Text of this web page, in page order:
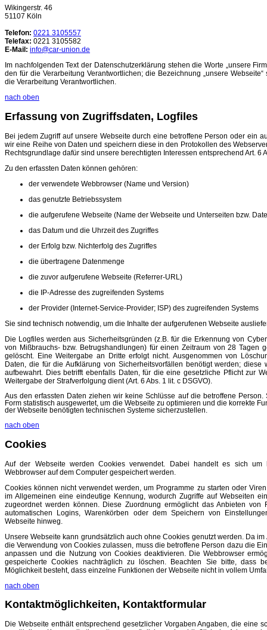
Wikingerstr. 46
51107 Köln
Telefon: 0221 3105557
Telefax: 0221 3105582
E-Mail: info@car-union.de
Im nachfolgenden Text der Datenschutzerklärung stehen die Worte „unsere
den für die Verarbeitung Verantwortlichen; die Bezeichnung „unsere
die Verarbeitung Verantwortlichen.
nach oben
Erfassung von Zugriffsdaten, Logfiles
Bei jedem Zugriff auf unsere Webseite durch eine betroffene Person oder ein
wir eine Reihe von Daten und speichern diese in den Protokollen des
Rechtsgrundlage dafür sind unsere berechtigten Interessen entsprechend Art. 6
Zu den erfassten Daten können gehören:
der verwendete Webbrowser (Name und Version)
das genutzte Betriebssystem
die aufgerufene Webseite (Name der Webseite und Unterseiten bzw.
das Datum und die Uhrzeit des Zugriffes
der Erfolg bzw. Nichterfolg des Zugriffes
die übertragene Datenmenge
die zuvor aufgerufene Webseite (Referrer-URL)
die IP-Adresse des zugreifenden Systems
der Provider (Internet-Service-Provider; ISP) des zugreifenden Systems
Sie sind technisch notwendig, um die Inhalte der aufgerufenen Webseite
Die Logfiles werden aus Sicherheitsgründen (z.B. für die Erkennung von
von Mißbrauchs- bzw. Betrugshandlungen) für einen Zeitraum von 28 Tagen
gelöscht. Eine Weitergabe an Dritte erfolgt nicht. Ausgenommen von
Daten, die für die Aufklärung von Sicherheitsvorfällen benötigt werden; diese
aufbewahrt. Dies betrifft ebenfalls Daten, für die eine gesetzliche Pflicht zur
Weitergabe der Strafverfolgung dient (Art. 6 Abs. 1 lit. c DSGVO).
Aus den erfassten Daten ziehen wir keine Schlüsse auf die betroffene
Form statistisch ausgewertet, um die Webseite zu optimieren und die korrekte
der Webseite benötigten technischen Systeme sicherzustellen.
nach oben
Cookies
Auf der Webseite werden Cookies verwendet. Dabei handelt es sich um
Webbrowser auf dem Computer gespeichert werden.
Cookies können nicht verwendet werden, um Programme zu starten oder
im Allgemeinen eine eindeutige Kennung, wodurch Zugriffe auf Webseiten
zugeordnet werden können. Diese Zuordnung ermöglicht das Anbieten von
automatischen Logins, Warenkörben oder dem Speichern von
Webseite hinweg.
Unsere Webseite kann grundsätzlich auch ohne Cookies genutzt werden. Da
die Verwendung von Cookies zulassen, muss die betroffene Person dazu die
anpassen und die Nutzung von Cookies deaktivieren. Die Webbrowser
gespeicherte Cookies nachträglich zu löschen. Beachten Sie bitte, dass
Möglichkeit besteht, dass einzelne Funktionen der Webseite nicht in vollem
nach oben
Kontaktmöglichkeiten, Kontaktformular
Die Webseite enthält entsprechend gesetzlicher Vorgaben Angaben, die eine